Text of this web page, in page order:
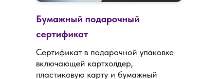
Бумажный подарочный
сертификат
Сертификат в подарочной упаковке
включающей картхолдер,
пластиковую карту и бумажный